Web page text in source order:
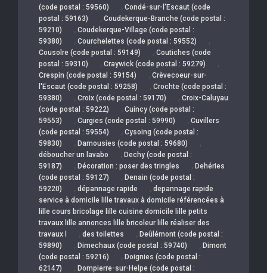
(code postal : 59560)
, Condé-sur-l'Escaut (code
postal : 59163)
, Coudekerque-Branche (code postal :
59210)
, Coudekerque-Village (code postal :
59380)
, Courchelettes (code postal : 59552) ,
Cousolre (code postal : 59149) , Coutiches (code
postal : 59310)
, Craywick (code postal : 59279) ,
Crespin (code postal : 59154) , Crèvecoeur-sur-
l'Escaut (code postal : 59258)
, Crochte (code postal :
59380)
, Croix (code postal : 59170) , Croix-Caluyau
(code postal : 59222)
, Cuincy (code postal :
59553)
, Curgies (code postal : 59990) , Cuvillers
(code postal : 59554)
, Cysoing (code postal :
59830)
, Damousies (code postal : 59680) ,
déboucher un lavabo , Dechy (code postal :
59187)
, Décoration : poser des tringles , Dehéries
(code postal : 59127)
, Denain (code postal :
59220)
, dépannage rapide , depannage rapide
service à domicile lille travaux à domicile référencées à
lille cours bricolage lille cuisine domicile lille petits
travaux lille annonces lille bricoleur lille réaliser des
travaux l
, des toilettes , Deûlémont (code postal :
59890)
, Dimechaux (code postal : 59740) , Dimont
(code postal : 59216)
, Doignies (code postal :
62147)
, Dompierre-sur-Helpe (code postal :